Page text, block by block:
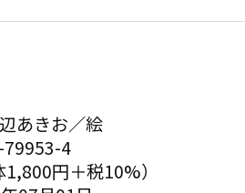
あきお／絵
4
円＋税10%）